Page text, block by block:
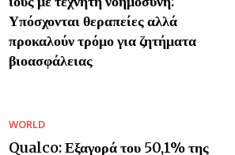
Υπόσχονται θεραπείες αλλά
προκαλούν τρόμο για ζητήματα
βιοασφάλειας
WORLD
Qualco: Εξαγορά του 50,1% της